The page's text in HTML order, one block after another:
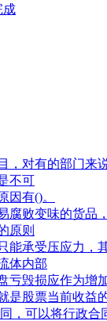
成
，对有的部门来
不可
因有()。
腐败变味的货品
原则
能承受压应力，
体内部
亏毁损应作为增
是股票当前收益
，可以将行政合